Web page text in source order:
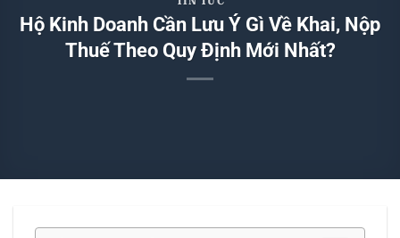
Hộ Kinh Doanh Cần Lưu Ý Gì Về Khai, Nộp
Thuế Theo Quy Định Mới Nhất?